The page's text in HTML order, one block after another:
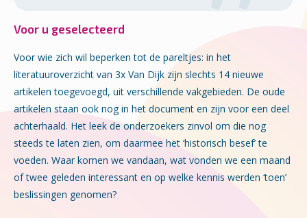
Voor u geselecteerd
Voor wie zich wil beperken tot de pareltjes: in het
literatuuroverzicht van 3x Van Dijk zijn slechts 14 nieuwe
artikelen toegevoegd, uit verschillende vakgebieden. De oude
artikelen staan ook nog in het document en zijn voor een deel
achterhaald. Het leek de onderzoekers zinvol om die nog
steeds te laten zien, om daarmee het ‘historisch besef’ te
voeden. Waar komen we vandaan, wat vonden we een maand
of twee geleden interessant en op welke kennis werden ‘toen’
beslissingen genomen?